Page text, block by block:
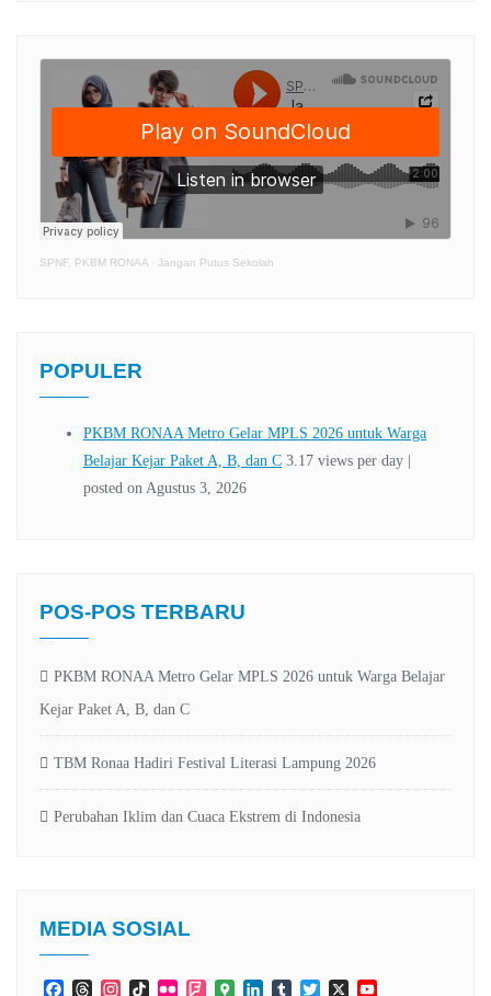
SPNF. PKBM RONAA · Jangan Putus Sekolah
POPULER
POS-POS TERBARU
PKBM RONAA Metro Gelar MPLS 2026 untuk Warga Belajar
Kejar Paket A, B, dan C
TBM Ronaa Hadiri Festival Literasi Lampung 2026
Perubahan Iklim dan Cuaca Ekstrem di Indonesia
MEDIA SOSIAL
FacebookThreadsInstagramTikTokFlickr Foursquare
GoogleLinkedInTumblrTwitter
X